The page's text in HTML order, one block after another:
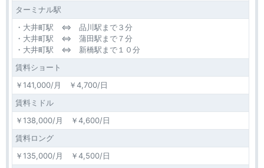
ターミナル駅
・大井町駅 ⇔ 品川駅まで３分
・大井町駅 ⇔ 蒲田駅まで７分
・大井町駅 ⇔ 新橋駅まで１０分
賃料ショート
￥141,000/月 ￥4,700/日
賃料ミドル
￥138,000/月 ￥4,600/日
賃料ロング
￥135,000/月 ￥4,500/日